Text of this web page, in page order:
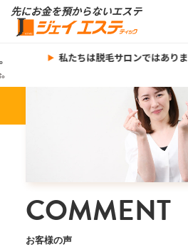
私たちは脱毛サロンではありま
COMMENT
お客様の声